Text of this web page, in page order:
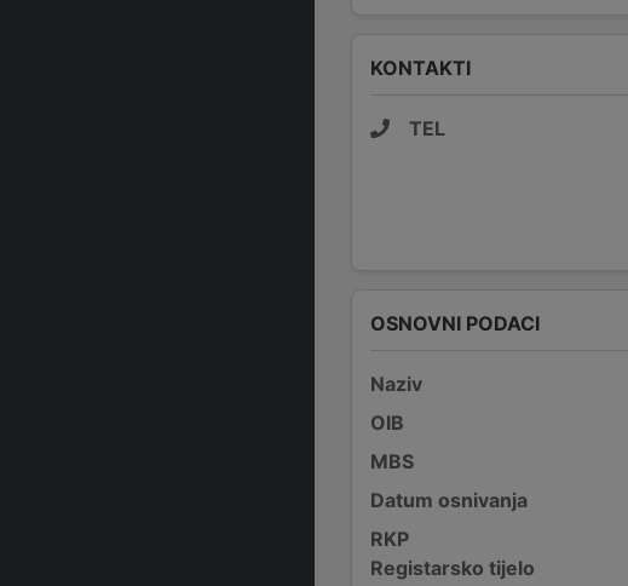
KONTAKTI
TEL
OSNOVNI PODACI
Naziv
OIB
MBS
Datum osnivanja
RKP
Registarsko tijelo